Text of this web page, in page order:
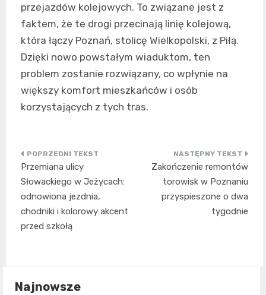
przejazdów kolejowych. To związane jest z
faktem, że te drogi przecinają linię kolejową,
która łączy Poznań, stolicę Wielkopolski, z Piłą.
Dzięki nowo powstałym wiaduktom, ten
problem zostanie rozwiązany, co wpłynie na
większy komfort mieszkańców i osób
korzystających z tych tras.
Nawigacja
wpisu
Przemiana ulicy
Słowackiego w Jeżycach:
odnowiona jezdnia,
chodniki i kolorowy akcent
przed szkołą
Zakończenie remontów
torowisk w Poznaniu
przyspieszone o dwa
tygodnie
Najnowsze